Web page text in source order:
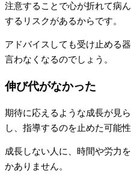
注意することで心が折れて病
するリスクがあるからです。
アドバイスしても受け止める
言わなくなるのでしょう。
伸び代がなかった
期待に応えるような成長が見
し、指導するのを止めた可能性
成長しない人に、時間や労力
かありません。